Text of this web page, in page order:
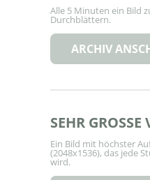
Alle 5 Minuten ein Bild
Durchblättern.
ARCHIV
SEHR GROSSE
Ein Bild mit höchster
(2048x1536), das jede
wird.